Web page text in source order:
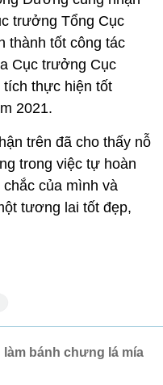
trưởng Tổng Cục
thành tốt công tác
Cục trưởng Cục
tích thực hiện tốt
2021.
trên đã cho thấy nỗ
trong việc tự hoàn
của mình và
tương lai tốt đẹp,
bánh chưng lá mía